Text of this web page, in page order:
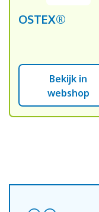
OSTEX®
Bekijk in
webshop